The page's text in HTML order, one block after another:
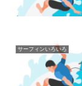
サーフィンいろいろ